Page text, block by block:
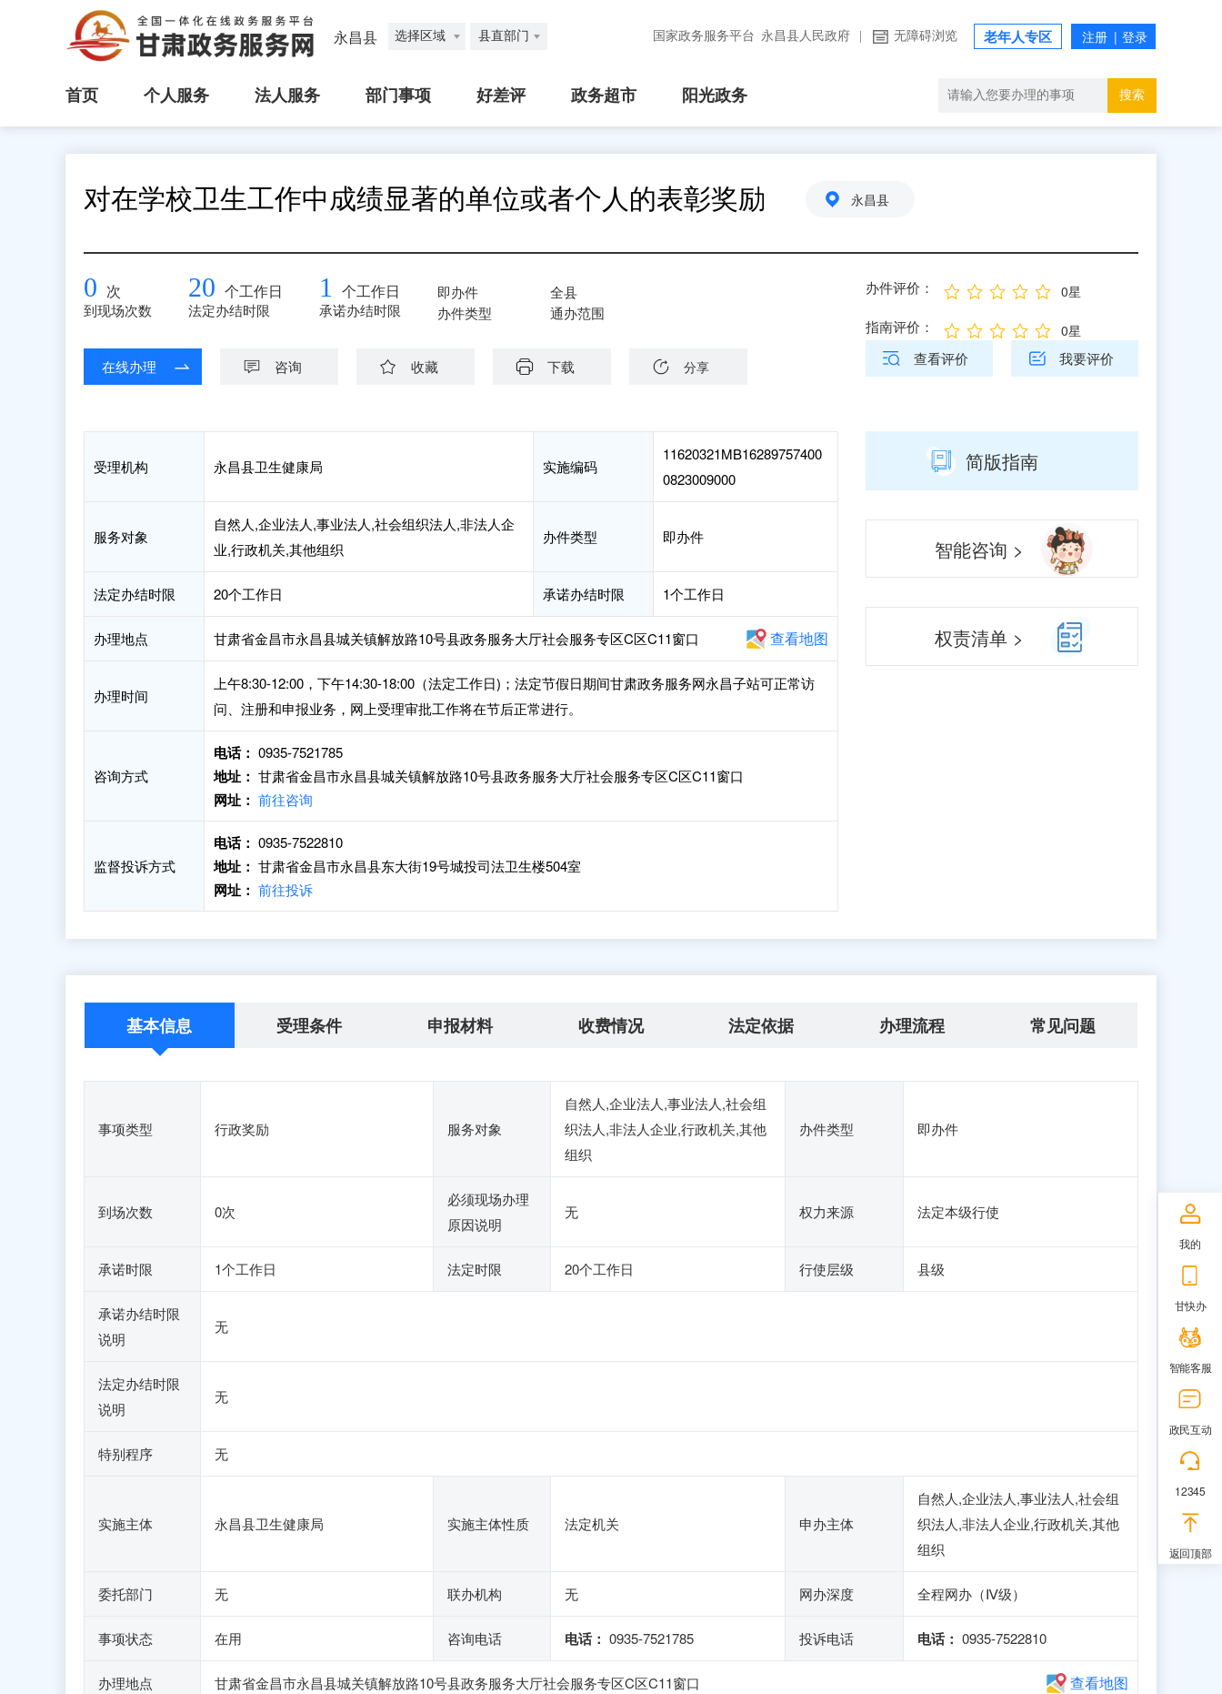
永昌县 选择区域 县直部门 国家政务服务平台 永昌县人民政府 无障碍浏览 老年人专区
首页 个人服务 法人服务 部门事项 好差评 政务超市 阳光政务 搜索
对在学校卫生工作中成绩显著的单位或者个人的表彰奖励 永昌县
0 次
到现场次数
20 个工作日
法定办结时限
1 个工作日
承诺办结时限
即办件
办件类型
全县
通办范围
在线办理 咨询 收藏 下载 分享
办件评价： 0星
指南评价： 0星
查看评价 我要评价
受理机构 永昌县卫生健康局 实施编码
11620321MB16289757400
0823009000
服务对象
自然人,企业法人,事业法人,社会组织法人,非法人企
业,行政机关,其他组织
办件类型 即办件
法定办结时限 20个工作日 承诺办结时限 1个工作日
办理地点 甘肃省金昌市永昌县城关镇解放路10号县政务服务大厅社会服务专区C区C11窗口 查看地图
办理时间
上午8:30-12:00，下午14:30-18:00（法定工作日)；法定节假日期间甘肃政务服务网永昌子站可正常访
问、注册和申报业务，网上受理审批工作将在节后正常进行。
咨询方式
电话： 0935-7521785
地址： 甘肃省金昌市永昌县城关镇解放路10号县政务服务大厅社会服务专区C区C11窗口
网址： 前往咨询
监督投诉方式
电话： 0935-7522810
地址： 甘肃省金昌市永昌县东大街19号城投司法卫生楼504室
网址： 前往投诉
简版指南
智能咨询 >
权责清单 >
基本信息 受理条件 申报材料 收费情况 法定依据 办理流程 常见问题
事项类型 行政奖励 服务对象
自然人,企业法人,事业法人,社会组
织法人,非法人企业,行政机关,其他
组织
办件类型 即办件
到场次数 0次
必须现场办理
原因说明
无 权力来源 法定本级行使
承诺时限 1个工作日 法定时限 20个工作日 行使层级 县级
承诺办结时限
说明
无
法定办结时限
说明
无
特别程序 无
实施主体 永昌县卫生健康局 实施主体性质 法定机关 申办主体
自然人,企业法人,事业法人,社会组
织法人,非法人企业,行政机关,其他
组织
委托部门 无 联办机构 无 网办深度 全程网办（Ⅳ级）
事项状态 在用 咨询电话 电话： 0935-7521785 投诉电话 电话： 0935-7522810
办理地点 甘肃省金昌市永昌县城关镇解放路10号县政务服务大厅社会服务专区C区C11窗口 查看地图
我的
甘快办
智能客服
政民互动
12345
返回顶部